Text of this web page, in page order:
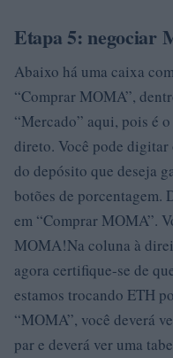
Etapa 5: negociar
Abaixo há uma caixa
“Comprar MOMA”,
“Mercado” aqui, pois é
direto. Você pode digitar
do depósito que deseja
botões de porcentagem.
em “Comprar MOMA”.
MOMA!Na coluna à
agora certifique-se de
estamos trocando ETH
“MOMA”, você deverá
par e deverá ver uma